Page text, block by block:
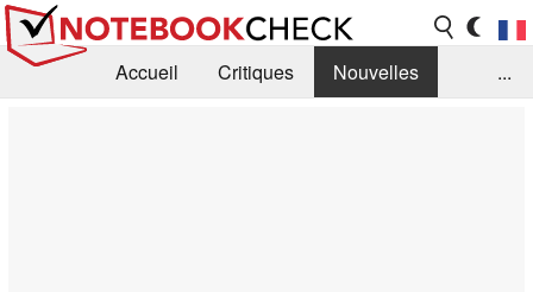
Accueil Critiques
Nouvelles
...